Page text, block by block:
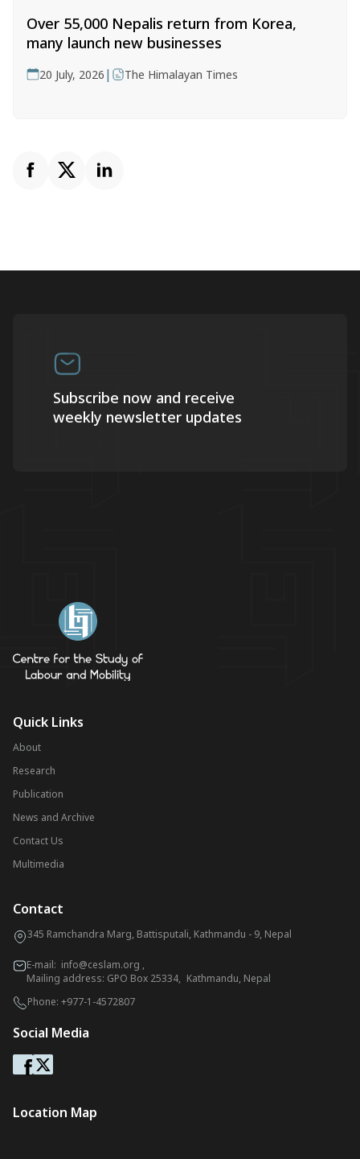
Over 55,000 Nepalis return from Korea,
many launch new businesses
20 July, 2026 | The Himalayan Times
Subscribe now and receive
weekly newsletter updates
Quick Links
About
Research
Publication
News and Archive
Contact Us
Multimedia
Contact
345 Ramchandra Marg, Battisputali, Kathmandu - 9, Nepal
E-mail: info@ceslam.org ,
Mailing address: GPO Box 25334, Kathmandu, Nepal
Phone: +977-1-4572807
Social Media
Location Map